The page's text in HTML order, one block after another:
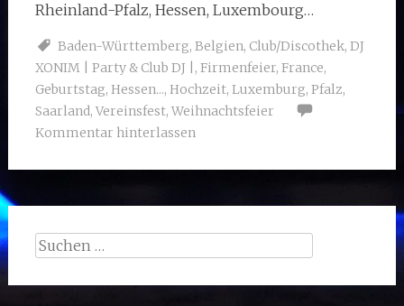
Rheinland-Pfalz, Hessen, Luxembourg…
Baden-Württemberg, Belgien, Club/Discothek, DJ
XONIM | Party & Club DJ | , Firmenfeier, France,
Geburtstag, Hessen..., Hochzeit, Luxemburg, Pfalz,
Saarland, Vereinsfest, Weihnachtsfeier
Kommentar hinterlassen
Suchen